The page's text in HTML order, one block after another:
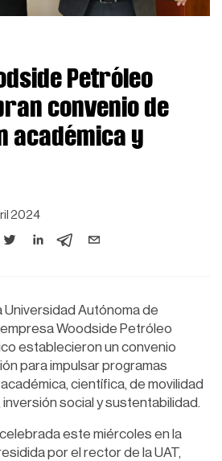
Petróleo
convenio de
académica y
2024
Universidad Autónoma de
empresa Woodside Petróleo
establecieron un convenio
para impulsar programas
científica, de movilidad
social y sustentabilidad.
este miércoles en la
por el rector de la UAT,